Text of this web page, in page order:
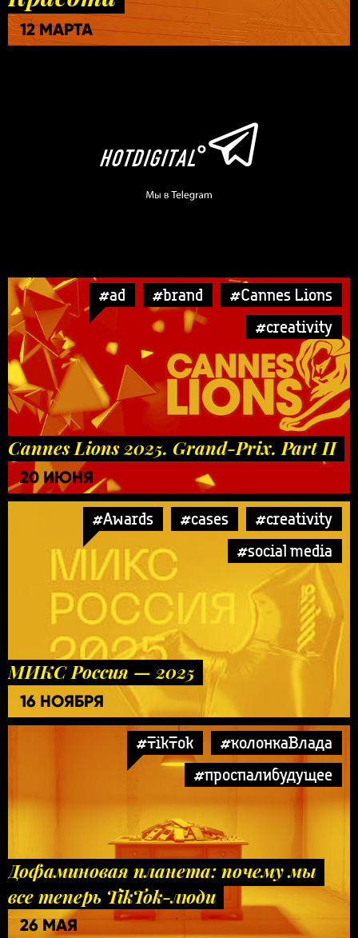
12 МАРТА
#ad #brand
#Cannes Lions
#creativity
Cannes Lions 2025. Grand-Prix. Part II
20 ИЮНЯ
#Awards #cases
#creativity
#social media
МИКС Россия — 2025
16 НОЯБРЯ
#TikTok
#колонкаВлада
#проспалибудущее
Дофаминовая планета: почему мы
все теперь TikTok-люди
26 МАЯ